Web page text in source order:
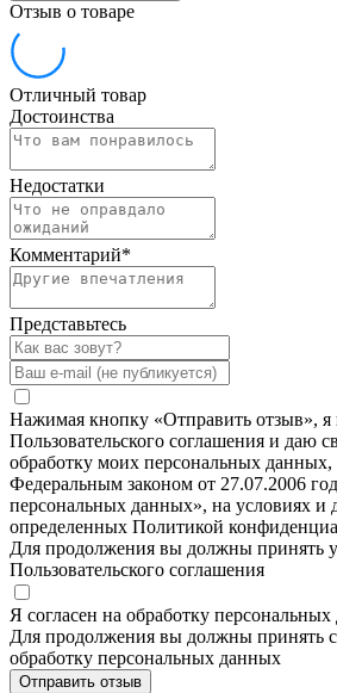
Отзыв о товаре
Отличный товар
Достоинства
Недостатки
Комментарий*
Представьтесь
Нажимая кнопку «Отправить отзыв»,
Пользовательского соглашения и даю
обработку моих персональных данных,
Федеральным законом от 27.07.2006
персональных данных», на условиях и
определенных Политикой
Для продолжения вы должны принять
Пользовательского соглашения
Я согласен на обработку
Для продолжения вы должны принять
обработку персональных данных
Отправить отзыв